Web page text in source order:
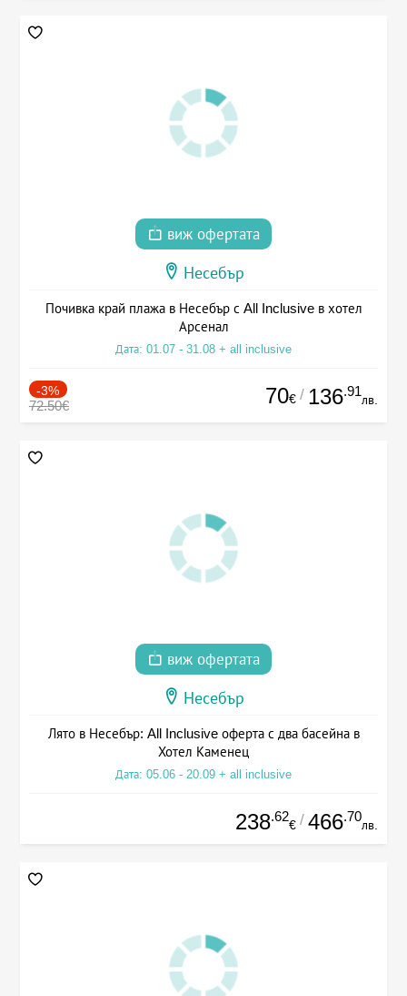
виж офертата
Несебър
Почивка край плажа в Несебър с All Inclusive в хотел
Арсенал
Дата: 01.07 - 31.08 + all inclusive
-3%
72.50€ 70€ / 136.91
лв.
виж офертата
Несебър
Лято в Несебър: All Inclusive оферта с два басейна в
Хотел Каменец
Дата: 05.06 - 20.09 + all inclusive
238.62
€ / 466.70
лв.